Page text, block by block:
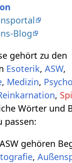
Blog
gehört zu den
Esoterik,ASW,
, Medizin,
,
Wörter und
passen:
gehören
,